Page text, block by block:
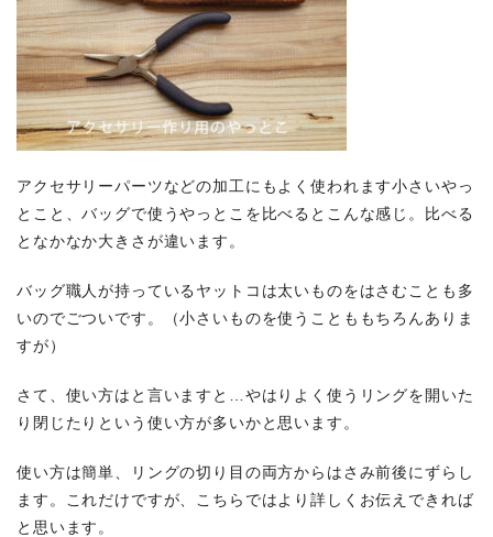
アクセサリーパーツなどの加工にもよく使われます小さいやっ
とこと、バッグで使うやっとこを比べるとこんな感じ。比べる
となかなか大きさが違います。
バッグ職人が持っているヤットコは太いものをはさむことも多
いのでごついです。（小さいものを使うことももちろんありま
すが）
さて、使い方はと言いますと…やはりよく使うリングを開いた
り閉じたりという使い方が多いかと思います。
使い方は簡単、リングの切り目の両方からはさみ前後にずらし
ます。これだけですが、こちらではより詳しくお伝えできれば
と思います。